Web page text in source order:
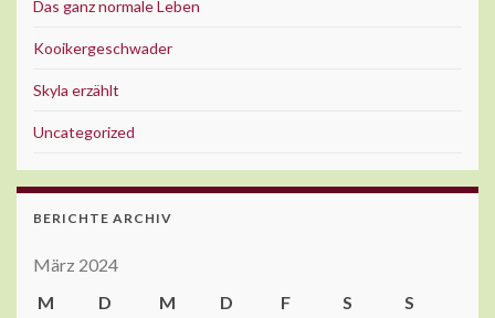
Das ganz normale Leben
Kooikergeschwader
Skyla erzählt
Uncategorized
BERICHTE ARCHIV
März 2024
M
D M D F S S